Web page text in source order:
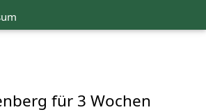
für 3 Wochen